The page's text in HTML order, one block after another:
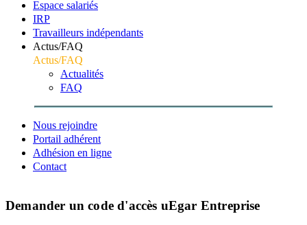
Espace salariés
IRP
Travailleurs indépendants
Actus/FAQ
Actus/FAQ
Actualités
FAQ
Nous rejoindre
Portail adhérent
Adhésion en ligne
Contact
Demander un code d'accès uEgar Entreprise